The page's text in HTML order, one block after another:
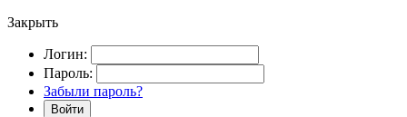
Закрыть
Логин:
Пароль:
Забыли пароль?
Войти